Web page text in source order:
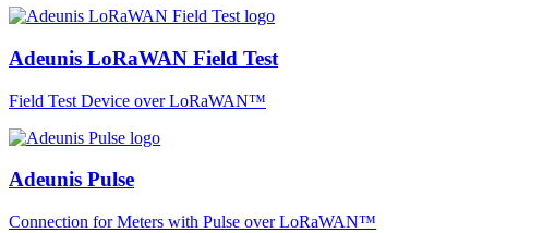
Adeunis LoRaWAN Field Test
Field Test Device over LoRaWAN™
Adeunis Pulse
Connection for Meters with Pulse over LoRaWAN™